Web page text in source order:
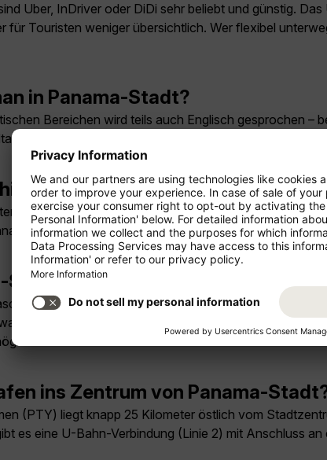
Uber, InDriver oder DiDi sehr beliebt und günstig.
für Touristen weniger übersichtlich. Wer flexibel
in Panama-Stadt?
Bereichen wird teils auch Englisch gesprochen –
hilfreich.
zwischen Deutschland und
Standard Time (EST). Der Zeitunterschied zu
keine Zeitumstellung hat.
Stadt unbedingt gesehen haben?
Viejo (UNESCO-Welterbe), die moderne Skyline im
Amador, der Metropolitan Natural Park und
ins Zentrum von Panama-
(PTY) liegt knapp 25 Kilometer östlich vom
es eine U-Bahn-Verbindung (Linie 2) mit Anschluss an